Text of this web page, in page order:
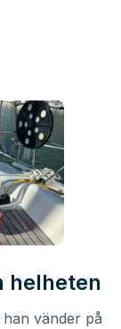
helheten
vänder på